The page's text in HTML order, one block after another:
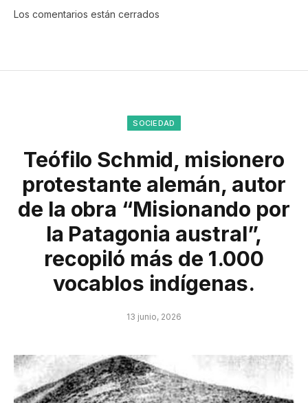
Los comentarios están cerrados
SOCIEDAD
Teófilo Schmid, misionero
protestante alemán, autor
de la obra “Misionando por
la Patagonia austral”,
recopiló más de 1.000
vocablos indígenas.
13 junio, 2026